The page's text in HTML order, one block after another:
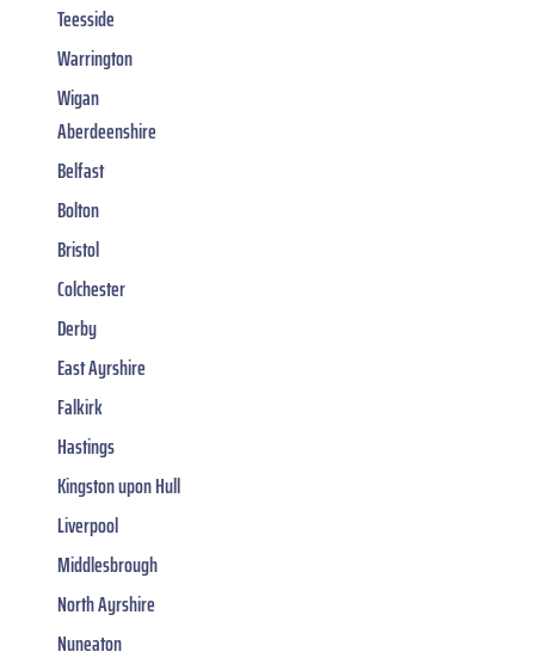
Teesside
Warrington
Wigan
Aberdeenshire
Belfast
Bolton
Bristol
Colchester
Derby
East Ayrshire
Falkirk
Hastings
Kingston upon Hull
Liverpool
Middlesbrough
North Ayrshire
Nuneaton